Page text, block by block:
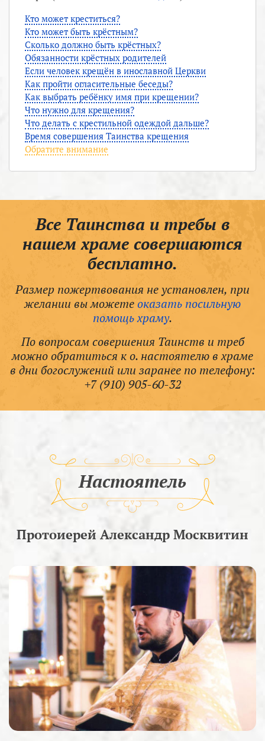
Кто может креститься?
Кто может быть крёстным?
Сколько должно быть крёстных?
Обязанности крёстных родителей
Если человек крещён в инославной Церкви
Как пройти огласительные беседы?
Как выбрать ребёнку имя при крещении?
Что нужно для крещения?
Что делать с крестильной одеждой дальше?
Время совершения Таинства крещения
Обратите внимание
Все Таинства и требы в
нашем храме совершаются
бесплатно.
Размер пожертвования не установлен, при
желании вы можетеоказать посильную
помощь храму.
По вопросам совершения Таинств и треб
можно обратиться к о. настоятелю в храме
в дни богослужений или заранее по телефону:
+7 (910) 905-60-32
Настоятель
Протоиерей Александр Москвитин